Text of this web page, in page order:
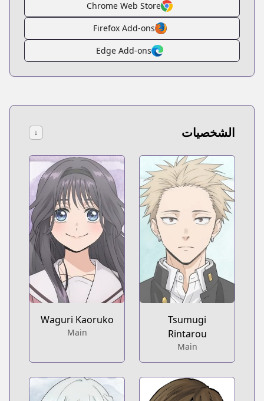
Chrome Web Store
Firefox Add-ons
Edge Add-ons
الشخصيات ↓
Tsumugi
Rintarou
Main
Waguri Kaoruko
Main